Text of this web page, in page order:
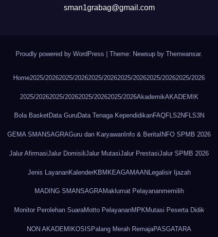
sman1grabag@gmail.com
Proudly powered by WordPress Theme: Newsup by Themeansar.
Home2025/20262025/20262025/20262025/20262025/20262025/2026
2025/20262025/20262025/20262025/2026AkademikAKADEMIK
Bola BasketData GuruData Tenaga KependidikanFAQFLS2N FLS3N
GEMA SMANSAGRAGuru dan Karyawan Info & BeritaINFO SPMB 2026
Jalur AfirmasiJalur DomisiliJalur MutasiJalur PrestasiJalur SPMB 2026
Jenis LayananKalenderKBMKEAGAMAANLegalisir Ijazah
MADING SMANSAGRAMaklumat Pelayananmemilih
Monitor Perolehan SuaraMotto PelayananMPKMutasi Peserta Didik
NON AKADEMIKOSIS Palang Merah RemajaPASGATARA